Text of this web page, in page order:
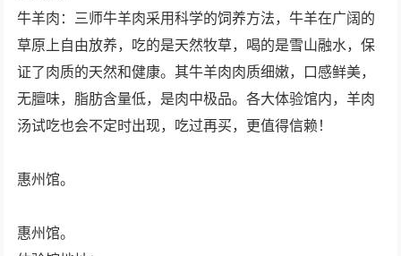
牛羊肉：三师牛羊肉采用科学的饲养方法，牛羊在广阔的
草原上自由放养，吃的是天然牧草，喝的是雪山融水，保
证了肉质的天然和健康。其牛羊肉肉质细嫩，口感鲜美，
无膻味，脂肪含量低，是肉中极品。各大体验馆内，羊肉
汤试吃也会不定时出现，吃过再买，更值得信赖！
惠州馆。
惠州馆。